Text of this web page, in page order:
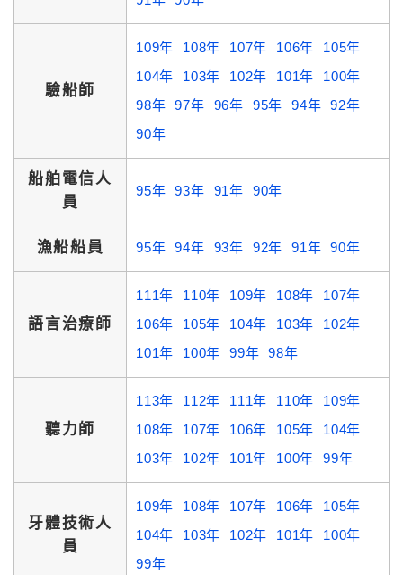
驗船師
109年 108年 107年 106年
105年
104年
103年 102年 101年
100年
98年
97年 96年 95年 94年
92年
90年
船舶電信人
員
95年 93年 91年 90年
漁船船員 95年 94年 93年 92年 91年 90年
語言治療師
111年 110年 109年 108年
107年
106年
105年 104年 103年
102年
101年
100年 99年 98年
聽力師
113年 112年 111年 110年
109年
108年
107年 106年 105年
104年
103年
102年 101年 100年 99年
牙體技術人
員
109年 108年 107年 106年
105年
104年
103年 102年 101年
100年
99年